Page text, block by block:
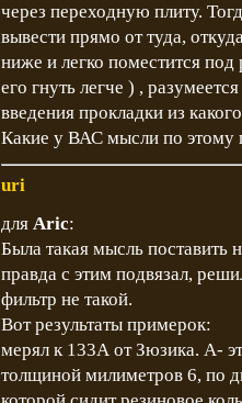
через переходную плиту.
вывести прямо от туда,
ниже и легко поместится
его гнуть легче ) ,
введения прокладки из
Какие у ВАС мысли по этому
uri
для Aric:
Была такая мысль поставить
правда с этим подвязал,
фильтр не такой.
Вот результаты примерок:
мерял к 133А от Зюзика. А-
толщиной милиметров 6, по